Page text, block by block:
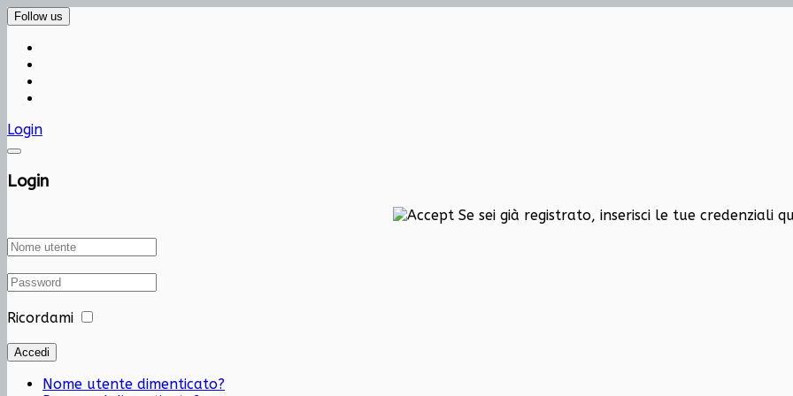
Follow us
Login
Login
Se sei già registrato, inserisci le tue credenziali
Ricordami
Accedi
Nome utente dimenticato?